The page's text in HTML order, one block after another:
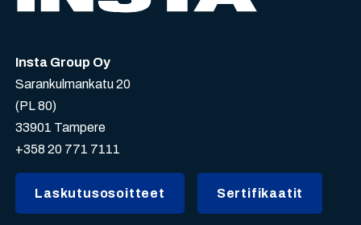
Insta Group Oy
Sarankulmankatu 20
(PL 80)
33901 Tampere
+358 20 771 7111
Laskutusosoitteet Sertifikaatit